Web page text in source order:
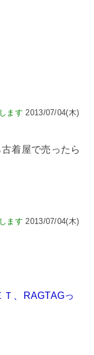
ます 2013/07/04(木)
着屋で売ったら
ます 2013/07/04(木)
、RAGTAGっ